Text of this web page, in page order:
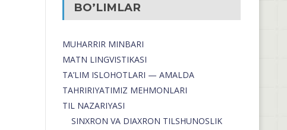
BO’LIMLAR
MUHARRIR MINBARI
MATN LINGVISTIKASI
TA’LIM ISLOHOTLARI — AMALDA
TAHRIRIYATIMIZ MEHMONLARI
TIL NAZARIYASI
SINXRON VA DIAXRON TILSHUNOSLIK